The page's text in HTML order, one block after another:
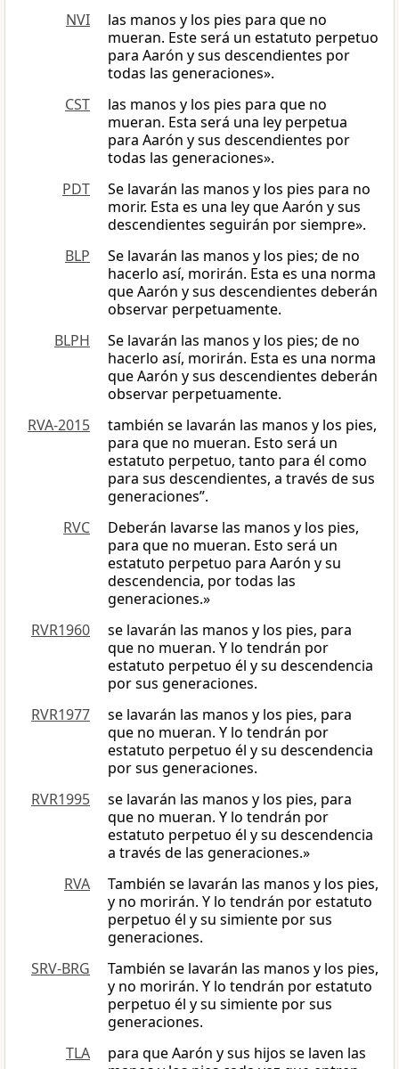
NVI
las manos y los pies para que no
mueran. Este será un estatuto perpetuo
para Aarón y sus descendientes por
todas las generaciones».
CST
las manos y los pies para que no
mueran. Esta será una ley perpetua
para Aarón y sus descendientes por
todas las generaciones».
PDT
Se lavarán las manos y los pies para no
morir. Esta es una ley que Aarón y sus
descendientes seguirán por siempre».
BLP
Se lavarán las manos y los pies; de no
hacerlo así, morirán. Esta es una norma
que Aarón y sus descendientes deberán
observar perpetuamente.
BLPH
Se lavarán las manos y los pies; de no
hacerlo así, morirán. Esta es una norma
que Aarón y sus descendientes deberán
observar perpetuamente.
RVA-2015
también se lavarán las manos y los pies,
para que no mueran. Esto será un
estatuto perpetuo, tanto para él como
para sus descendientes, a través de sus
generaciones”.
RVC
Deberán lavarse las manos y los pies,
para que no mueran. Esto será un
estatuto perpetuo para Aarón y su
descendencia, por todas las
generaciones.»
RVR1960
se lavarán las manos y los pies, para
que no mueran. Y lo tendrán por
estatuto perpetuo él y su descendencia
por sus generaciones.
RVR1977
se lavarán las manos y los pies, para
que no mueran. Y lo tendrán por
estatuto perpetuo él y su descendencia
por sus generaciones.
RVR1995
se lavarán las manos y los pies, para
que no mueran. Y lo tendrán por
estatuto perpetuo él y su descendencia
a través de las generaciones.»
RVA
También se lavarán las manos y los pies,
y no morirán. Y lo tendrán por estatuto
perpetuo él y su simiente por sus
generaciones.
SRV-BRG
También se lavarán las manos y los pies,
y no morirán. Y lo tendrán por estatuto
perpetuo él y su simiente por sus
generaciones.
TLA
para que Aarón y sus hijos se laven las